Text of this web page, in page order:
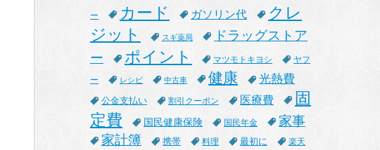
ー カード ガソリン代
クレ
ジット
スギ薬局
ドラッグストア
ー
ポイント マツモトキヨシ ヤフ
ー レシピ 中古車 健康 光熱費
公金支払い 割引クーポン 医療費
固
定費
国民健康保険 国民年金
家事
家計簿
携帯 料理 最初に 楽天